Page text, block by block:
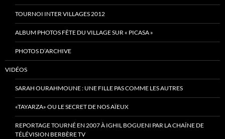
TOURNOI INTER VILLAGES 2012
ALBUM PHOTOS FÊTE DU VILLAGE SUR « PICASA »
PHOTOS D’ARCHIVE
VIDÉOS
SARAH OURAHMOUNE : UNE FILLE PAS COMME LES AUTRES
«TAYARZA» OU LE SECRET DE NOS AÏEUX
REPORTAGE TOURNÉ EN 2007 À IGHIL BOGUENI PAR LA CHAÎNE DE
TÉLÉVISION BERBÈRE TV